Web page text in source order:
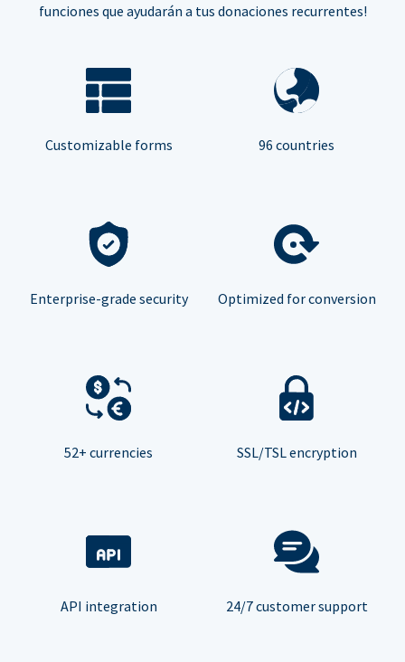
funciones que ayudarán a tus donaciones recurrentes!
Customizable forms 96 countries
Enterprise-grade security Optimized for conversion
52+ currencies SSL/TSL encryption
API integration 24/7 customer support